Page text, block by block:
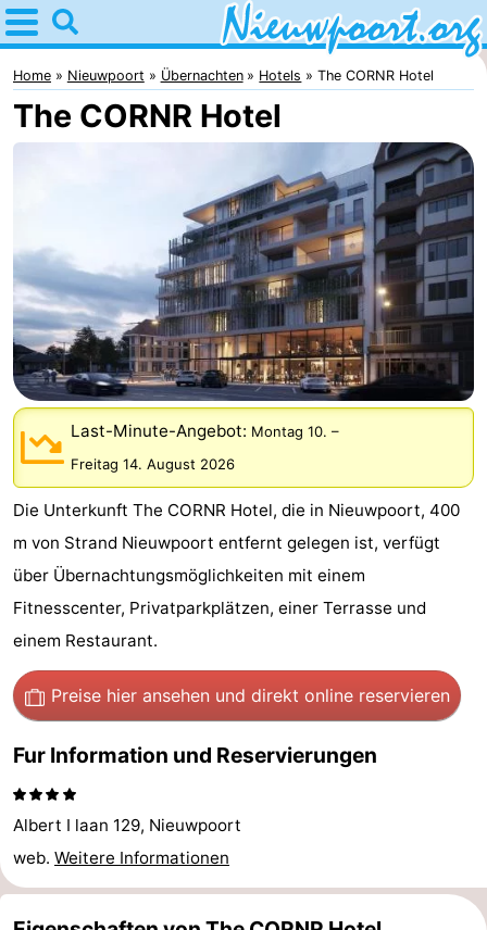
Home
Nieuwpoort
Tipps
Appartements
-
Holiday
Suites
Nieuwpoort
-
Holiday
Suites
Westende
Campingplätze
Ferienhäuser
-
Nieuwpoort
Oostduinkerke
zee
-
Zimmer
(mit
Frühstück)
Lastminutes
Strand
Sehen
Home Nieuwpoort Übernachten Hotels The CORNR Hotel
The CORNR Hotel
Last-Minute-Angebot: Montag 10. –
Freitag 14. August 2026
Die Unterkunft The CORNR Hotel, die in Nieuwpoort, 400
m von Strand Nieuwpoort entfernt gelegen ist, verfügt
über Übernachtungsmöglichkeiten mit einem
Fitnesscenter, Privatparkplätzen, einer Terrasse und
einem Restaurant.
Preise hier ansehen und direkt online reservieren
Fur Information und Reservierungen
Albert I laan 129, Nieuwpoort
web. Weitere Informationen